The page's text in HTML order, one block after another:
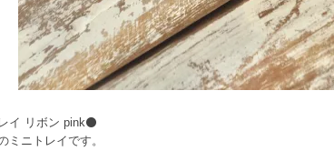
イ リボン pink⚫
ミニトレイです。